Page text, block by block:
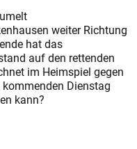
weiter Richtung
hat das
auf den rettenden
im Heimspiel gegen
Dienstag
kann?